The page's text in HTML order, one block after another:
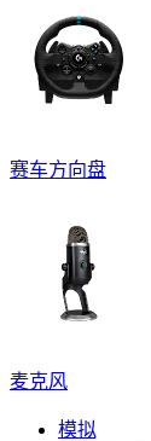
赛车方向盘
麦克风
模拟